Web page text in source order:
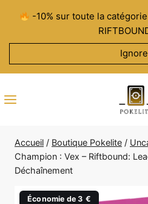
contenu
-10% sur toute la
Accueil / Boutique Pokelite /
Champion : Vex – Riftbound:
Déchaînement
Économie de 3 €